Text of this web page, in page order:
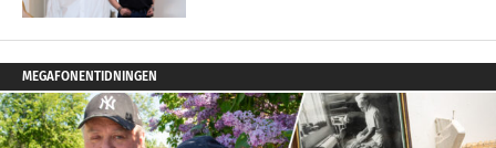
MEGAFONENTIDNINGEN